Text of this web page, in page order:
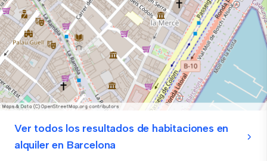
Ver todos los resultados de habitaciones en
alquiler en Barcelona